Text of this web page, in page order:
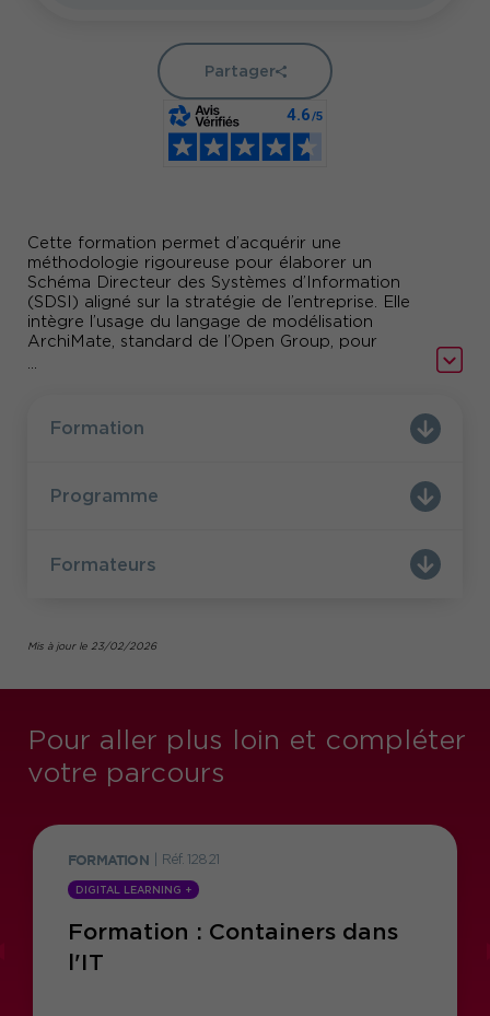
Cette formation permet d’acquérir une
méthodologie rigoureuse pour élaborer un
Schéma Directeur des Systèmes d’Information
(SDSI) aligné sur la stratégie de l’entreprise. Elle
intègre l’usage du langage de modélisation
ArchiMate, standard de l’Open Group, pour
...
Partager
Formation
Programme
Formateurs
Mis à jour le 23/02/2026
Pour aller plus loin et compléter
votre parcours
FORMATION Réf. 12821
DIGITAL LEARNING +
Formation : Containers dans
l'IT